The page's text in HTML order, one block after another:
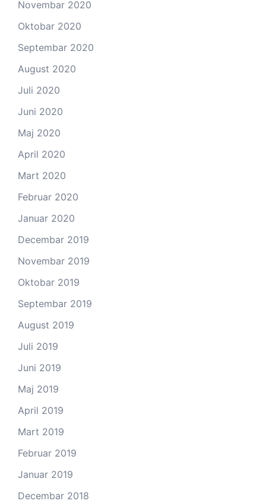
Novembar 2020
Oktobar 2020
Septembar 2020
August 2020
Juli 2020
Juni 2020
Maj 2020
April 2020
Mart 2020
Februar 2020
Januar 2020
Decembar 2019
Novembar 2019
Oktobar 2019
Septembar 2019
August 2019
Juli 2019
Juni 2019
Maj 2019
April 2019
Mart 2019
Februar 2019
Januar 2019
Decembar 2018